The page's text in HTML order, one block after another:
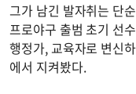
그가 남긴 발자취는 단
프로야구 출범 초기 선
행정가, 교육자로 변신
에서 지켜봤다.